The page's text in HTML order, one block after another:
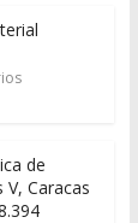
de
V, Caracas